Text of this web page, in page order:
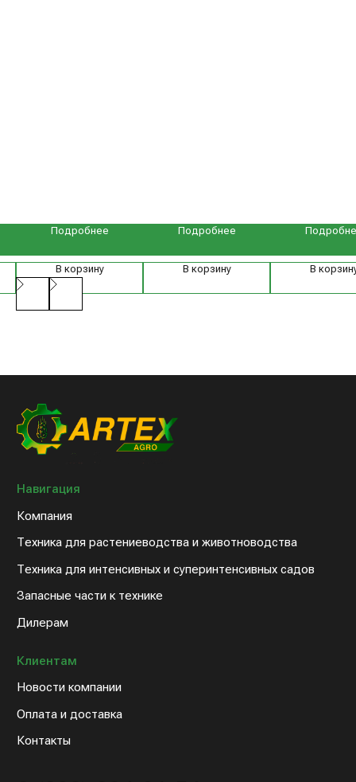
Подробнее
В корзину
Подробнее
В корзину В
Клиентам
Новости компании
8 (800) 234-31-54
Запасные части к технике
© 2022 Артэкс-Агро